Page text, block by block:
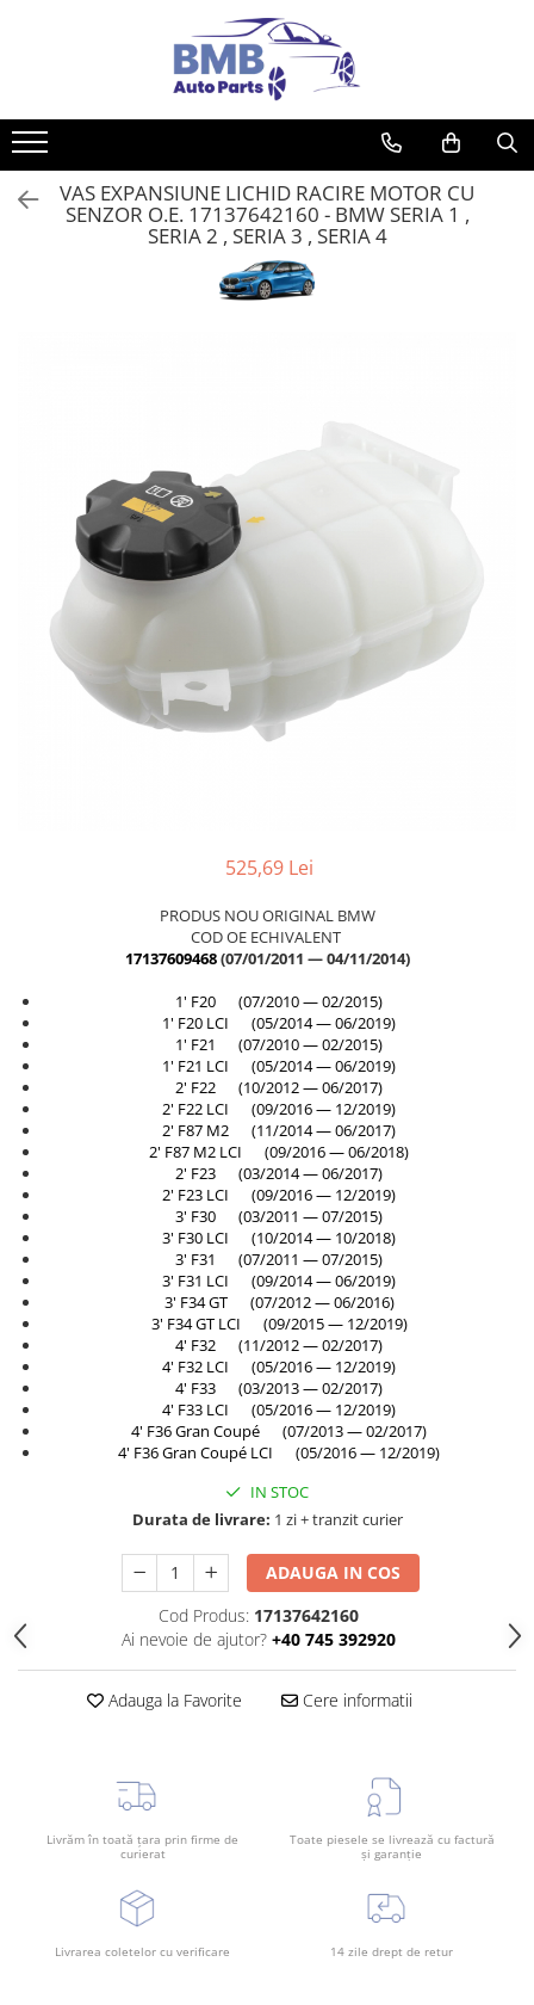
Accesorii
Covorase
ODORIZANTE
Angrenare roată
Burduf planetară
Planetară
Antrenare punte
Cardan
Aprindere
Balama capota
Bara fata
Bara spate
Broasca capota
Broască usă
Canal racire
Capac bara
Capac fata motor
Capota
Capota spate
Carenaj roata
Deflector aer
Panou acoperire trigger
Spălător far
Suport radiator
VAS EXPANSIUNE LICHID RACIRE MOTOR CU
SENZOR O.E. 17137642160 - BMW SERIA 1 ,
SERIA 2 , SERIA 3 , SERIA 4
525,69 Lei
PRODUS NOU ORIGINAL BMW
COD OE ECHIVALENT
17137609468(07/01/2011 — 04/11/2014)
1' F20 (07/2010 — 02/2015)
1' F20 LCI (05/2014 — 06/2019)
1' F21 (07/2010 — 02/2015)
1' F21 LCI (05/2014 — 06/2019)
2' F22 (10/2012 — 06/2017)
2' F22 LCI (09/2016 — 12/2019)
2' F87 M2 (11/2014 — 06/2017)
2' F87 M2 LCI (09/2016 — 06/2018)
2' F23 (03/2014 — 06/2017)
2' F23 LCI (09/2016 — 12/2019)
3' F30 (03/2011 — 07/2015)
3' F30 LCI (10/2014 — 10/2018)
3' F31 (07/2011 — 07/2015)
3' F31 LCI (09/2014 — 06/2019)
3' F34 GT (07/2012 — 06/2016)
3' F34 GT LCI (09/2015 — 12/2019)
4' F32 (11/2012 — 02/2017)
4' F32 LCI (05/2016 — 12/2019)
4' F33 (03/2013 — 02/2017)
4' F33 LCI (05/2016 — 12/2019)
4' F36 Gran Coupé (07/2013 — 02/2017)
4' F36 Gran Coupé LCI (05/2016 — 12/2019)
IN STOC
Durata de livrare: 1 zi + tranzit curier
ADAUGA IN COS
Cod Produs: 17137642160
Ai nevoie de ajutor? +40 745 392920
Adauga la Favorite Cere informatii
Livrăm în toată țara prin firme de
curierat
Toate piesele se livrează cu factură
și garanție
Livrarea coletelor cu verificare 14 zile drept de retur